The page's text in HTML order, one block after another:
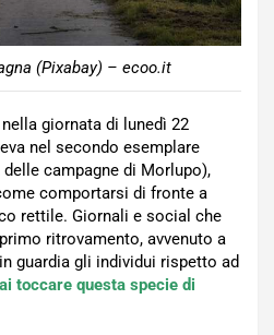
(Pixabay) – ecoo.it
giornata di lunedì 22
nel secondo esemplare
campagne di Morlupo),
comportarsi di fronte a
rettile. Giornali e social che
ritrovamento, avvenuto a
guardia gli individui rispetto ad
toccare questa specie di